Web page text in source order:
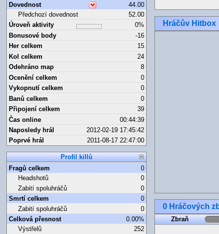
Dovednost
44.00
Předchozí dovednost
52.00
Úroveň aktivity
0%
Bonusové body
-16
Her celkem
15
Kol celkem
24
Odehráno map
8
Ocenění celkem
0
Vykopnutí celkem
0
Banů celkem
0
Připojení celkem
39
Čas online
00:44:39
Naposledy hrál
2012-02-19 17:45:42
Poprvé hrál
2011-08-17 22:47:00
Profil killů
Fragů celkem
0
Headshotů
0
Zabití spoluhráčů
0
Smrtí celkem
0
Zabití spoluhráčů
0
Celková přesnost
0.00%
Výstřelů
252
Hráčův Hitbox
0 Hráčových
Zbraň